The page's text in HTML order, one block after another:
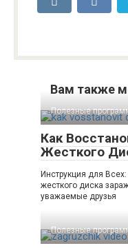
Вам также
Полезные
Как
Жесткого
Инструкция для
жесткого диска
уважаемые друзья
Полезные